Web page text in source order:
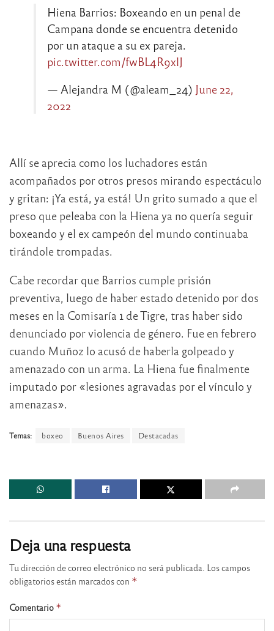
Hiena Barrios: Boxeando en un penal de
Campana donde se encuentra detenido
por un ataque a su ex pareja.
pic.twitter.com/fwBL4R9xlJ
— Alejandra M (@aleam_24) June 22,
2022
Allí se aprecia como los luchadores están
acompañados por otros presos mirando espectáculo
y gritan: ¡Ya está, ya está! Un grito sumado a que el
preso que peleaba con la Hiena ya no quería seguir
boxeando y el ex campeón del mundo continuaba
tirándole trompadas.
Cabe recordar que Barrios cumple prisión
preventiva, luego de haber estado detenido por dos
meses en la Comisaría 1 de Tigre, tras haber sido
denunciado por violencia de género. Fue en febrero
cuando Muñoz lo acusó de haberla golpeado y
amenazado con un arma. La Hiena fue finalmente
imputado por «lesiones agravadas por el vínculo y
amenazas».
Temas: boxeo Buenos Aires Destacadas
Deja una respuesta
Tu dirección de correo electrónico no será publicada. Los campos
obligatorios están marcados con *
Comentario *